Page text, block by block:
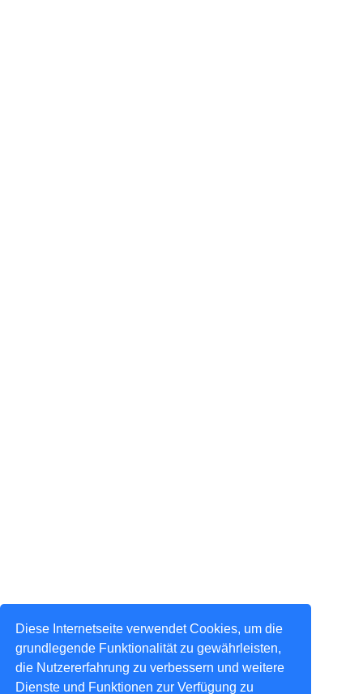
Diese Internetseite verwendet Cookies, um die
grundlegende Funktionalität zu gewährleisten,
die Nutzererfahrung zu verbessern und weitere
Dienste und Funktionen zur Verfügung zu